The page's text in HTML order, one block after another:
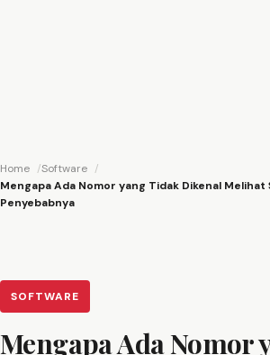
Home
Software
Mengapa Ada Nomor yang Tidak Dikenal Melihat
Penyebabnya
SOFTWARE
Mengapa Ada Nomor